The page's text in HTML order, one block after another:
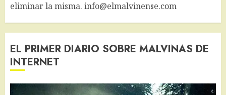
eliminar la misma. info@elmalvinense.com
EL PRIMER DIARIO SOBRE MALVINAS DE
INTERNET